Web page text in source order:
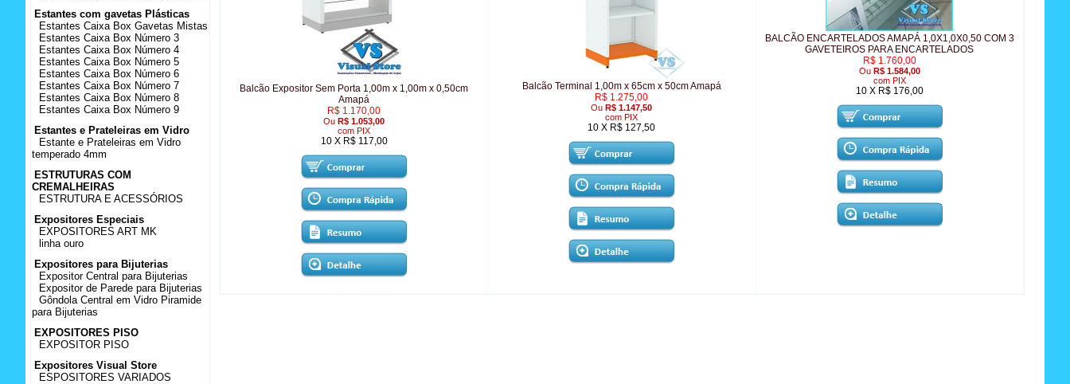
Estantes com gavetas Plásticas
Estantes Caixa Box Gavetas Mistas
Estantes Caixa Box Número 3
Estantes Caixa Box Número 4
Estantes Caixa Box Número 5
Estantes Caixa Box Número 6
Estantes Caixa Box Número 7
Estantes Caixa Box Número 8
Estantes Caixa Box Número 9
Estantes e Prateleiras em Vidro
Estante e Prateleiras em Vidro
temperado 4mm
ESTRUTURAS COM
CREMALHEIRAS
ESTRUTURA E ACESSÓRIOS
Expositores Especiais
EXPOSITORES ART MK
linha ouro
Expositores para Bijuterias
Expositor Central para Bijuterias
Expositor de Parede para Bijuterias
Gôndola Central em Vidro Piramide
para Bijuterias
EXPOSITORES PISO
EXPOSITOR PISO
Expositores Visual Store
ESPOSITORES VARIADOS
Balcão Expositor Sem Porta 1,00m x 1,00m x 0,50cm
Amapá
R$ 1.170,00
OuR$ 1.053,00
com PIX
10 X R$ 117,00
Balcão Terminal 1,00m x 65cm x 50cm Amapá
R$ 1.275,00
OuR$ 1.147,50
com PIX
10 X R$ 127,50
BALCÃO ENCARTELADOS AMAPÁ 1,0X1,0X0,50 COM 3
GAVETEIROS PARA ENCARTELADOS
R$ 1.760,00
Ou R$ 1.584,00
com PIX
10 X R$ 176,00